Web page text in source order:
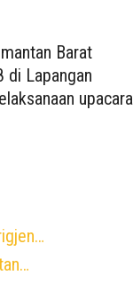
Barat
di Lapangan
upacara